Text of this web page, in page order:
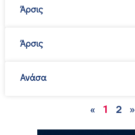
Άρσις
Άρσις
Ανάσα
« 1 2 »